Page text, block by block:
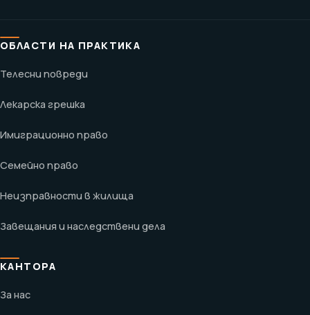
ОБЛАСТИ НА ПРАКТИКА
Телесни повреди
Лекарска грешка
Имиграционно право
Семейно право
Неизправности в жилища
Завещания и наследствени дела
КАНТОРА
За нас